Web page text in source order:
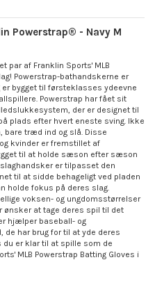
Powerstrap® - Navy M
par af Franklin Sports' MLB
Powerstrap-bathandskerne er
bygget til førsteklasses ydeevne
Powerstrap har fået sit
der er designet til
plads efter hvert eneste sving. Ikke
bare træd ind og slå. Disse
kvinder er fremstillet af
til at holde sæson efter sæson
er tilpasset den
til at sidde behageligt ved pladen
holde fokus på deres slag.
voksen- og ungdomsstørrelser
ønsker at tage deres spil til det
hjælper baseball- og
har brug for til at yde deres
du er klar til at spille som de
MLB Powerstrap Batting Gloves i